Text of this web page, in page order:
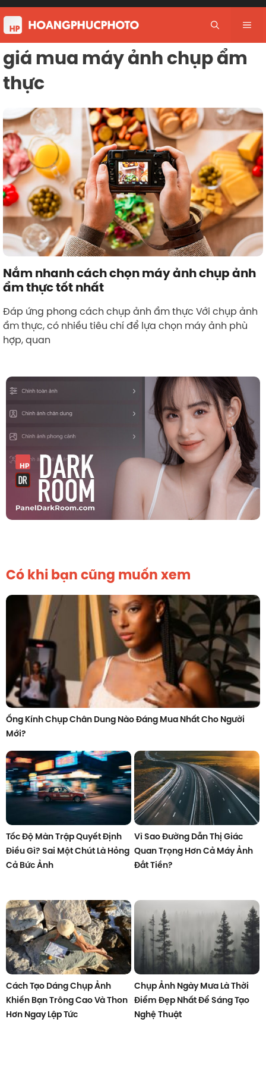
Skip
to
content
giá mua máy ảnh chụp ẩm
thực
Nắm nhanh cách chọn máy ảnh chụp ảnh
ẩm thực tốt nhất
Đáp ứng phong cách chụp ảnh ẩm thực Với chụp ảnh
ẩm thực, có nhiều tiêu chí để lựa chọn máy ảnh phù
hợp, quan
Có khi bạn cũng muốn xem
Ống Kính Chụp Chân Dung Nào Đáng Mua Nhất Cho Người
Mới?
Tốc Độ Màn Trập Quyết Định
Điều Gì? Sai Một Chút Là Hỏng
Cả Bức Ảnh
Vì Sao Đường Dẫn Thị Giác
Quan Trọng Hơn Cả Máy Ảnh
Đắt Tiền?
Cách Tạo Dáng Chụp Ảnh
Khiến Bạn Trông Cao Và Thon
Hơn Ngay Lập Tức
Chụp Ảnh Ngày Mưa Là Thời
Điểm Đẹp Nhất Để Sáng Tạo
Nghệ Thuật